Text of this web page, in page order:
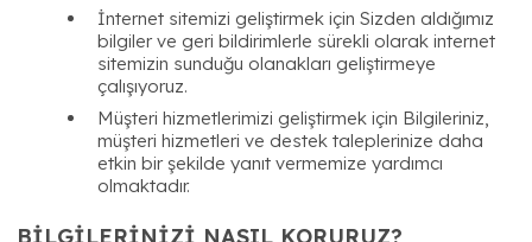
İnternet sitemizi geliştirmek için Sizden aldığımız
bilgiler ve geri bildirimlerle sürekli olarak internet
sitemizin sunduğu olanakları geliştirmeye
çalışıyoruz.
Müşteri hizmetlerimizi geliştirmek için Bilgileriniz,
müşteri hizmetleri ve destek taleplerinize daha
etkin bir şekilde yanıt vermemize yardımcı
olmaktadır.